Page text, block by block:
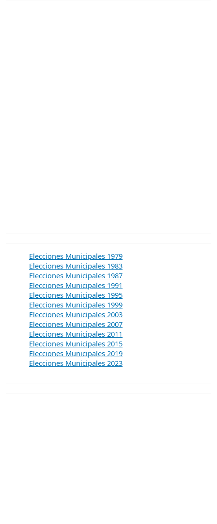
Elecciones Municipales 1979
Elecciones Municipales 1983
Elecciones Municipales 1987
Elecciones Municipales 1991
Elecciones Municipales 1995
Elecciones Municipales 1999
Elecciones Municipales 2003
Elecciones Municipales 2007
Elecciones Municipales 2011
Elecciones Municipales 2015
Elecciones Municipales 2019
Elecciones Municipales 2023